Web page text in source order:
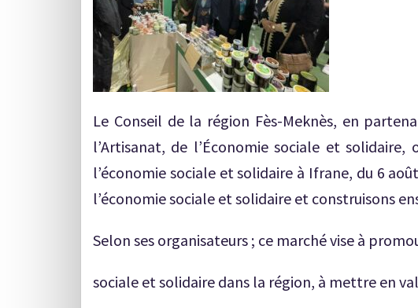
Le Conseil de la région Fès-Meknès, en
l’Artisanat, de l’Économie sociale et
l’économie sociale et solidaire à Ifrane, du 6
l’économie sociale et solidaire et construisons
Selon ses organisateurs ; ce marché vise à
sociale et solidaire dans la région, à mettre en